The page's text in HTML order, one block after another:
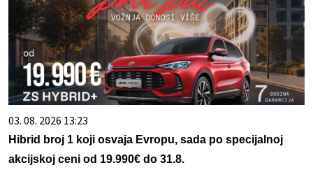
03. 08. 2026 13:23
Hibrid broj 1 koji osvaja Evropu, sada po specijalnoj
akcijskoj ceni od 19.990€ do 31.8.